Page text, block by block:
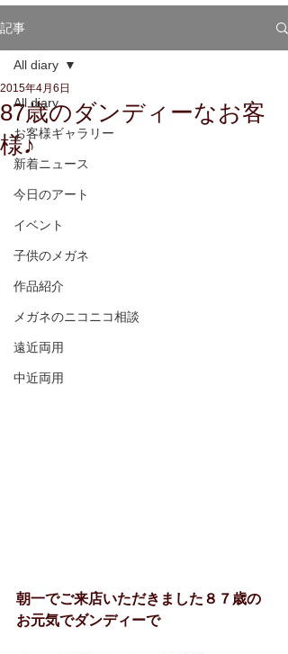
記事
All diary
お客様ギャラリー
新着ニュース
今日のアート
イベント
子供のメガネ
作品紹介
メガネのニコニコ相談
遠近両用
中近両用
All diary
87歳のダンディーなお客
様♪
2015年4月6日
朝一でご来店いただきました８７歳の
お元気でダンディーで